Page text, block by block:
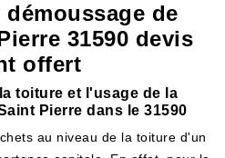
de
31590 devis
offert
toiture et l'usage de la
Pierre dans le 31590
au niveau de la toiture d'un